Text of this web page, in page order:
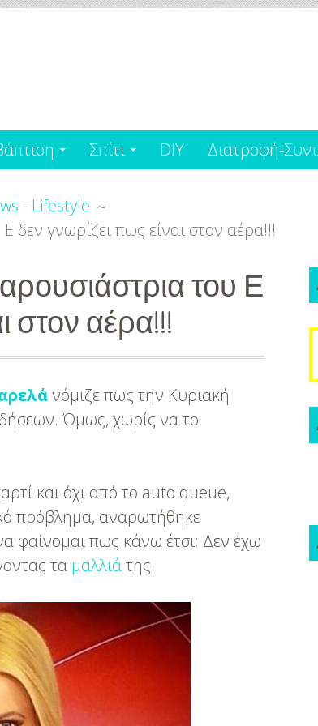
Σπίτι DIY Διατροφή-
- Lifestyle
δεν γνωρίζει πως είναι στον αέρα!!!
του Ε
στον αέρα!!!
νόμιζε πως την Κυριακή
Όμως, χωρίς να το
και όχι από το auto queue,
πρόβλημα, αναρωτήθηκε
φαίνομαι πως κάνω έτσι; Δεν έχω
τα μαλλιάτης.